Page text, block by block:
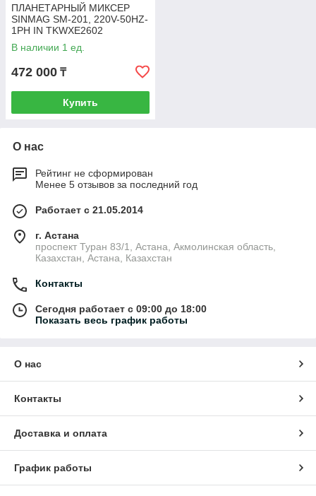
ПЛАНЕТАРНЫЙ МИКСЕР
SINMAG SM-201, 220V-50HZ-
1PH IN TKWXE2602
В наличии 1 ед.
472 000 ₸
Купить
О нас
Рейтинг не сформирован
Менее 5 отзывов за последний год
Работает с 21.05.2014
г. Астана
проспект Туран 83/1, Астана, Акмолинская область,
Казахстан, Астана, Казахстан
Контакты
Сегодня работает с 09:00 до 18:00
Показать весь график работы
О нас
Контакты
Доставка и оплата
График работы